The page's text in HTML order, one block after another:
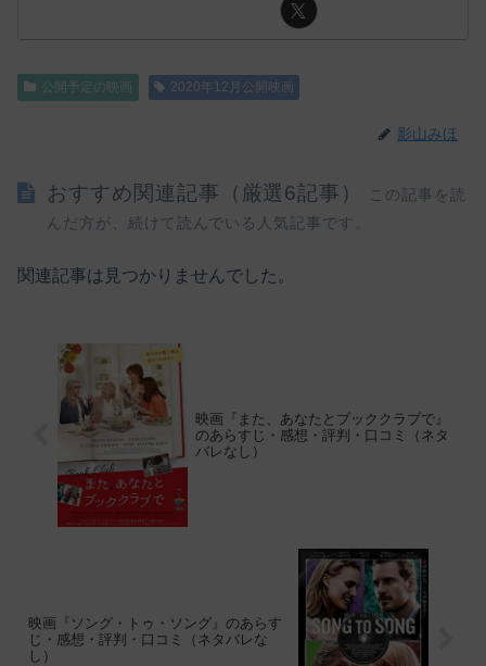
公開予定の映画 2020年12月公開映画
影山みほ
おすすめ関連記事（厳選6記事）
この記事を読
んだ方が、続けて読んでいる人気記事です。
関連記事は見つかりませんでした。
映画『また、あなたとブッククラブで』
のあらすじ・感想・評判・口コミ（ネタ
バレなし）
映画『ソング・トゥ・ソング』のあらす
じ・感想・評判・口コミ（ネタバレな
し）